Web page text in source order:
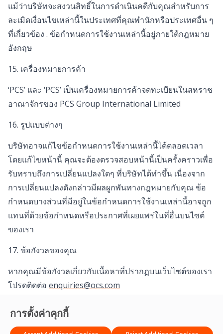
การตั้งค่าคุกกี้
แม้ว่าบริษัทจะสงวนสิทธิ์ในการดำเนินคดีกับคุณสำหรับการ
ละเมิดเงื่อนไขเหล่านี้ในประเทศที่คุณพำนักหรือประเทศอื่น ๆ
ที่เกี่ยวข้อง . ข้อกำหนดการใช้งานเหล่านี้อยู่ภายใต้กฎหมาย
อังกฤษ
15. เครื่องหมายการค้า
‘PCS’ และ ‘PCS’ เป็นเครื่องหมายการค้าจดทะเบียนในสหราช
อาณาจักรของ PCS Group International Limited
16. รูปแบบต่างๆ
บริษัทอาจแก้ไขข้อกำหนดการใช้งานเหล่านี้ได้ตลอดเวลา
โดยแก้ไขหน้านี้ คุณจะต้องตรวจสอบหน้านี้เป็นครั้งคราวเพื่อ
รับทราบถึงการเปลี่ยนแปลงใดๆ ที่บริษัทได้ทำขึ้น เนื่องจาก
การเปลี่ยนแปลงดังกล่าวมีผลผูกพันทางกฎหมายกับคุณ ข้อ
กำหนดบางส่วนที่มีอยู่ในข้อกำหนดการใช้งานเหล่านี้อาจถูก
แทนที่ด้วยข้อกำหนดหรือประกาศที่เผยแพร่ในที่อื่นบนไซต์
ของเรา
17. ข้อกังวลของคุณ
หากคุณมีข้อกังวลเกี่ยวกับเนื้อหาที่ปรากฏบนเว็บไซต์ของเรา
โปรดติดต่อ enquiries@ocs.com
ขอบคุณสำหรับการเยี่ยมชมเว็บไซต์ของเรา